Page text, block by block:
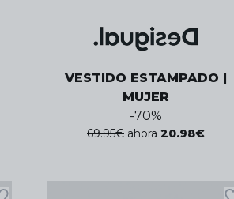
VESTIDO ESTAMPADO |
MUJER
-70%
69.95€ ahora 20.98€